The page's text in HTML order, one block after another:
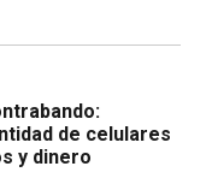
de celulares
y dinero